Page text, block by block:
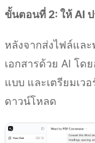
ขั้นตอนที่ 2: ให้ AI
หลังจากส่งไฟล์แล
เอกสารด้วย AI โด
แบบ และเตรียมเว
ดาวน์โหลด